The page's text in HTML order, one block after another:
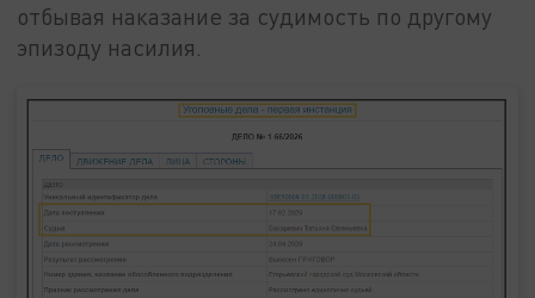
отбывая наказание за судимость по другому
эпизоду насилия.